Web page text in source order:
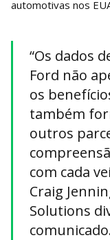
automotivas nos
“Os dados
Ford não
os
também
outros
com cada
Craig
Solutions